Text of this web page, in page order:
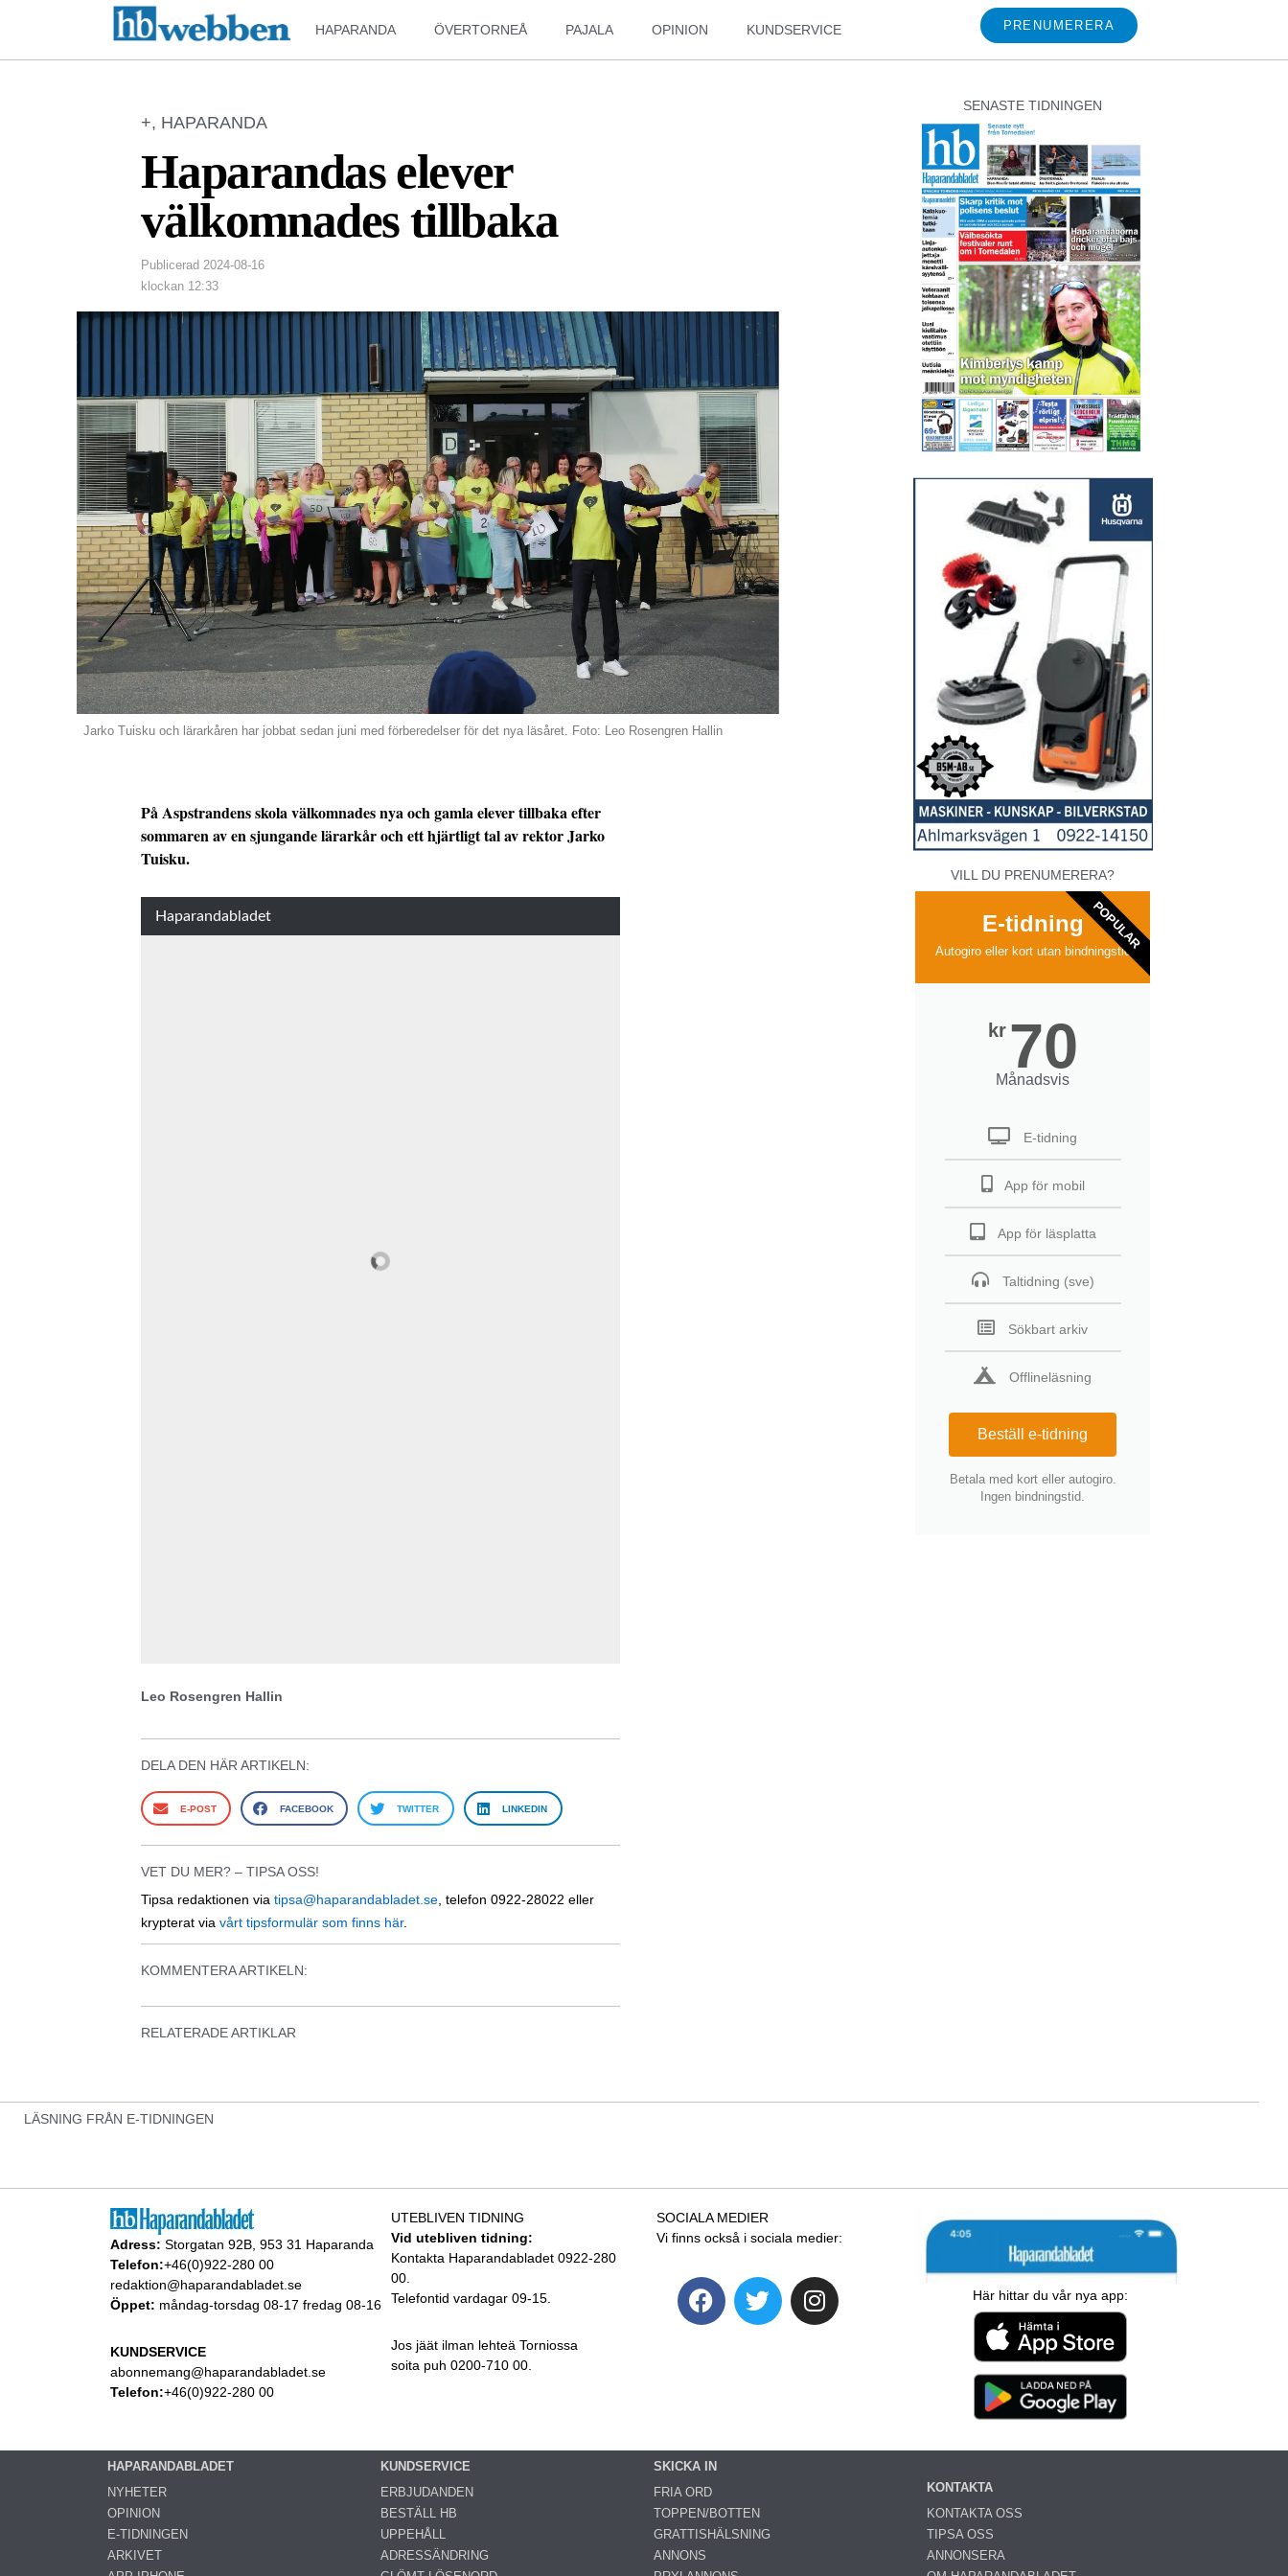
HAPARANDA ÖVERTORNEÅ PAJALA OPINION KUNDSERVICE PRENUMERERA
+, HAPARANDA
Haparandas elever
välkomnades tillbaka
Publicerad 2024-08-16
klockan 12:33
Jarko Tuisku och lärarkåren har jobbat sedan juni med förberedelser för det nya läsåret. Foto: Leo Rosengren Hallin
På Aspstrandens skola välkomnades nya och gamla elever tillbaka efter
sommaren av en sjungande lärarkår och ett hjärtligt tal av rektor Jarko
Tuisku.
Leo Rosengren Hallin
DELA DEN HÄR ARTIKELN:
E-POST FACEBOOK TWITTER LINKEDIN
VET DU MER? – TIPSA OSS!
Tipsa redaktionen via tipsa@haparandabladet.se , telefon 0922-28022 eller
krypterat via vårt tipsformulär som finns här.
KOMMENTERA ARTIKELN:
RELATERADE ARTIKLAR
SENASTE TIDNINGEN
VILL DU PRENUMERERA?
E-tidning
Autogiro eller kort utan bindningstid
kr 70
Månadsvis
E-tidning
App för mobil
App för läsplatta
Taltidning (sve)
Sökbart arkiv
Offlineläsning
Beställ e-tidning
Betala med kort eller autogiro.
Ingen bindningstid.
POPULAR
LÄSNING FRÅN E-TIDNINGEN
Adress: Storgatan 92B, 953 31 Haparanda
Telefon:+46(0)922-280 00
redaktion@haparandabladet.se
Öppet: måndag-torsdag 08-17 fredag 08-16
KUNDSERVICE
abonnemang@haparandabladet.se
Telefon:+46(0)922-280 00
UTEBLIVEN TIDNING
Vid utebliven tidning:
Kontakta Haparandabladet 0922-280
00.
Telefontid vardagar 09-15.
Jos jäät ilman lehteä Torniossa
soita puh 0200-710 00.
SOCIALA MEDIER
Vi finns också i sociala medier:
Här hittar du vår nya app:
HAPARANDABLADET
NYHETER
OPINION
E-TIDNINGEN
ARKIVET
KUNDSERVICE
ERBJUDANDEN
BESTÄLL HB
UPPEHÅLL
ADRESSÄNDRING
SKICKA IN
FRIA ORD
TOPPEN/BOTTEN
GRATTISHÄLSNING
ANNONS
KONTAKTA
KONTAKTA OSS
TIPSA OSS
ANNONSERA